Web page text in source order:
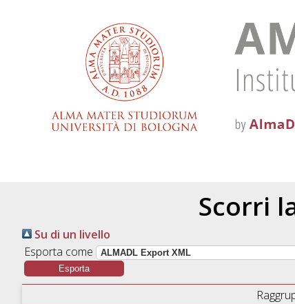
Scorri
Su di un livello
Esporta come